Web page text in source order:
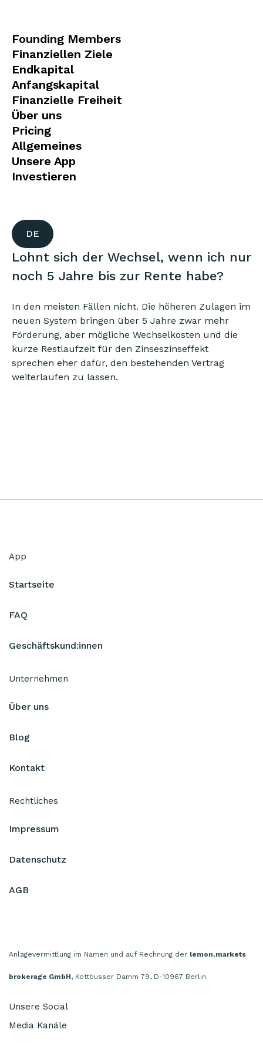
Founding Members
Finanziellen Ziele
Endkapital
Anfangskapital
Finanzielle Freiheit
Über uns
Pricing
Allgemeines
Unsere App
Investieren
DE
Lohnt sich der Wechsel, wenn ich nur
noch 5 Jahre bis zur Rente habe?
In den meisten Fällen nicht. Die höheren Zulagen im
neuen System bringen über 5 Jahre zwar mehr
Förderung, aber mögliche Wechselkosten und die
kurze Restlaufzeit für den Zinseszinseffekt
sprechen eher dafür, den bestehenden Vertrag
weiterlaufen zu lassen.
App
Startseite
FAQ
Geschäftskund:innen
Unternehmen
Über uns
Blog
Kontakt
Rechtliches
Impressum
Datenschutz
AGB
Anlagevermittlung im Namen und auf Rechnung der lemon.markets
brokerage GmbH, Kottbusser Damm 79, D-10967 Berlin.
Unsere Social
Media Kanäle